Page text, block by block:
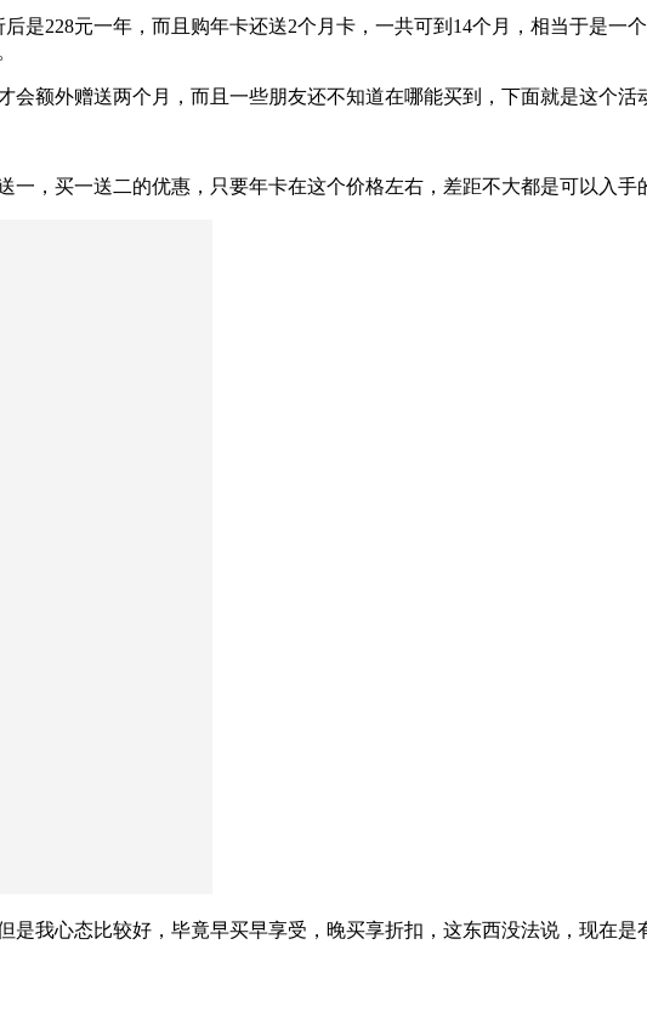
是228元一年，而且购年卡还送2个月卡，一共可到14个月，相当于是一
会额外赠送两个月，而且一些朋友还不知道在哪能买到，下面就是这个活
一，买一送二的优惠，只要年卡在这个价格左右，差距不大都是可以入手
是我心态比较好，毕竟早买早享受，晚买享折扣，这东西没法说，现在